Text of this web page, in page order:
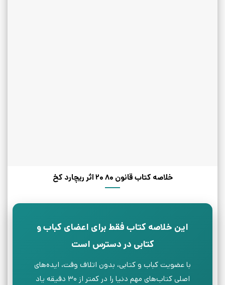
خلاصه کتاب قانون 80 20 اثر ریچارد کخ
این خلاصه کتاب فقط برای اعضای کباب و
کتابی در دسترس است
با عضویت کباب و کتابی، بدون اتلاف وقت، ایده‌های
اصلی کتاب‌های مهم دنیا را در کمتر از ۳۰ دقیقه یاد